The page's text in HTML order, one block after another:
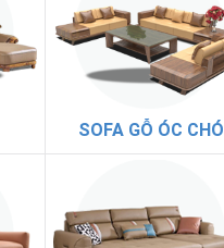
SOFA GỖ ÓC CHÓ